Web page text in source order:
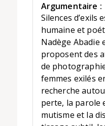
Argumentaire :
Silences d’exils
humaine et
Nadège Abadie
proposent des
de
femmes exilés
recherche
perte, la parole
mutisme et la